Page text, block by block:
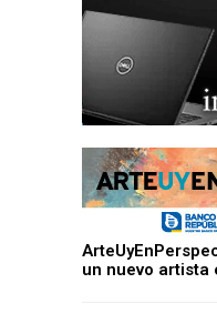
un nuevo artista